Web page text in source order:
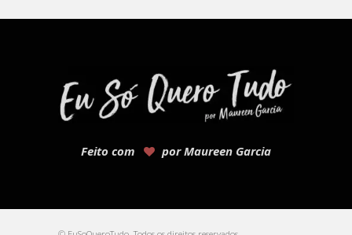
Feito com por Maureen Garcia